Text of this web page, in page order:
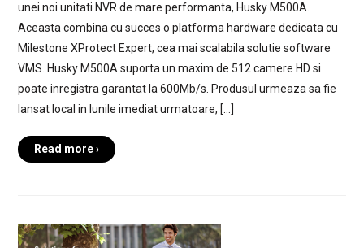
unei noi unitati NVR de mare performanta, Husky M500A.
Aceasta combina cu succes o platforma hardware dedicata cu
Milestone XProtect Expert, cea mai scalabila solutie software
VMS. Husky M500A suporta un maxim de 512 camere HD si
poate inregistra garantat la 600Mb/s. Produsul urmeaza sa fie
lansat local in lunile imediat urmatoare, […]
Read more ›